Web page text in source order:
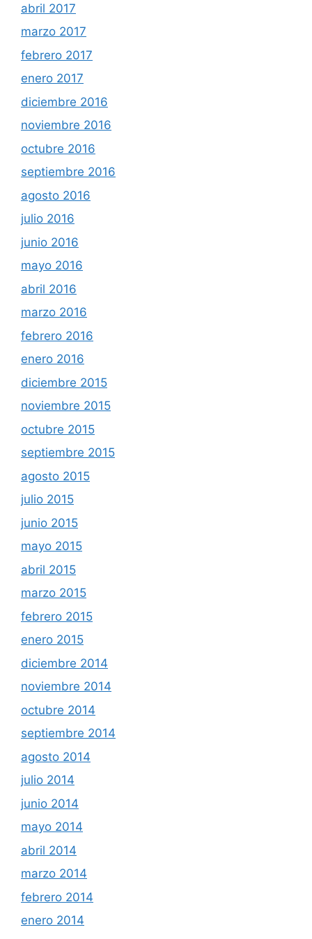
abril 2017
marzo 2017
febrero 2017
enero 2017
diciembre 2016
noviembre 2016
octubre 2016
septiembre 2016
agosto 2016
julio 2016
junio 2016
mayo 2016
abril 2016
marzo 2016
febrero 2016
enero 2016
diciembre 2015
noviembre 2015
octubre 2015
septiembre 2015
agosto 2015
julio 2015
junio 2015
mayo 2015
abril 2015
marzo 2015
febrero 2015
enero 2015
diciembre 2014
noviembre 2014
octubre 2014
septiembre 2014
agosto 2014
julio 2014
junio 2014
mayo 2014
abril 2014
marzo 2014
febrero 2014
enero 2014